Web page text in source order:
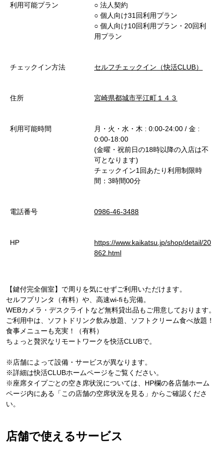
利用可能プラン
○︎ 法人契約
○︎ 個人向け31回利用プラン
○︎ 個人向け10回利用プラン・20回利
用プラン
チェックイン方法 セルフチェックイン（快活CLUB）
住所 宮崎県都城市平江町１４３
利用可能時間
月・火・水・木 : 0:00-24:00 / 金 :
0:00-18:00
(金曜・祝前日の18時以降の入店は不
可となります)
チェックイン1回あたり利用制限時
間：3時間00分
電話番号 0986-46-3488
HP
https://www.kaikatsu.jp/shop/detail/20
862.html
【鍵付完全個室】で周りを気にせずご利用いただけます。
セルフプリンタ（有料）や、高速wi-fiも完備。
WEBカメラ・デスクライトなど無料貸出品もご用意しております。
ご利用中は、ソフトドリンク飲み放題、ソフトクリーム食べ放題！
食事メニューも充実！（有料）
ちょっと贅沢なリモートワークを快活CLUBで。
※店舗によって設備・サービスが異なります。
※詳細は快活CLUBホームページをご覧ください。
※座席タイプごとの空き席状況については、HP欄の各店舗ホーム
ページ内にある「この店舗の空席状況を見る」からご確認くださ
い。
店舗で使えるサービス